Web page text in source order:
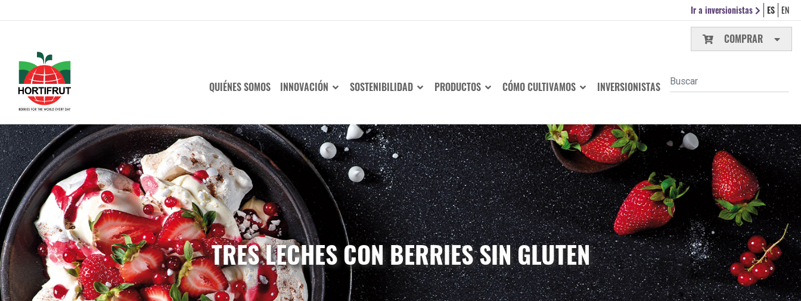
Ir a inversionistas ES EN
COMPRAR
QUIÉNES SOMOS INNOVACIÓN SOSTENIBILIDAD PRODUCTOS CÓMO CULTIVAMOS INVERSIONISTAS
TRES LECHES CON BERRIES SIN GLUTEN